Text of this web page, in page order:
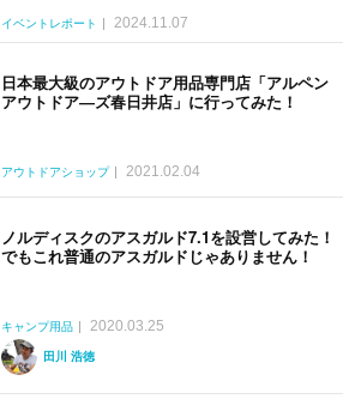
イベントレポート 2024.11.07
日本最大級のアウトドア用品専門店「アルペン
アウトドア―ズ春日井店」に行ってみた！
アウトドアショップ 2021.02.04
ノルディスクのアスガルド7.1を設営してみた！
でもこれ普通のアスガルドじゃありません！
キャンプ用品
2020.03.25
田川 浩徳